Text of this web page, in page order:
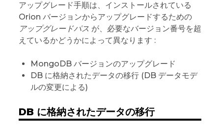
アップグレード手順は、インストールされている
Orion バージョンからアップグレードするための
アップグレードパス が、必要なバージョン番号を超
えているかどうかによって異なります :
MongoDB バージョンのアップグレード
DB に格納されたデータの移行 (DB データモデ
ルの変更による)
DB に格納されたデータの移行